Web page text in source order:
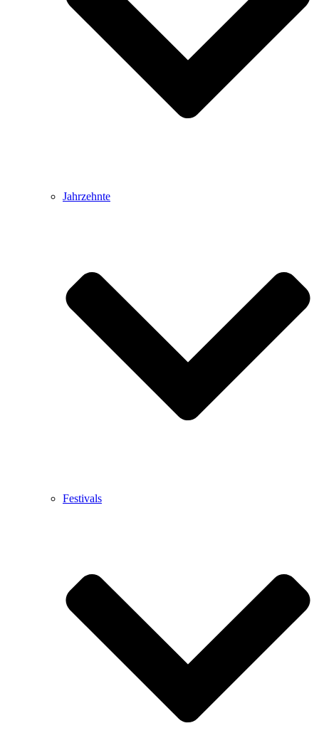
Jahrzehnte
Festivals